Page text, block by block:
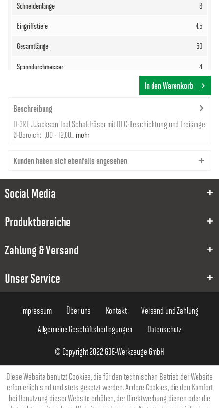
3
4.5
50
4
58,91 €
58,91 €
8000012609
In den Warenkorb
Beschreibung
D-3RE J.Jackson Tool Schaftfräser mit DLC-Beschichtung und Freilänge
Ø-Bereich: 1,00 - 12,00...mehr
Kunden haben sich ebenfalls angesehen
Social Media
Produktbereiche
Zahlung & Versand
Unser Service
Impressum Über uns Kontakt
Versand und Zahlung
Allgemeine Geschäftsbedingungen
Datenschutz
© Copyright 2022 GDE-Werkzeuge GmbH
Diese Website benutzt Cookies, die für den technischen Betrieb der Website
erforderlich sind und stets gesetzt werden. Andere Cookies, die den Komfort
bei Benutzung dieser Website erhöhen, der Direktwerbung dienen oder die